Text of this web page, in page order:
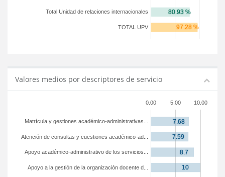
TOTAL UPV
Total Unidad de relaciones internacionales
Valores medios por descriptores de servicio
0.00 5.00 10.00
Apoyo a la gestión de la organización docente d...
Apoyo académico-administrativo de los servicios...
Atención de consultas y cuestiones académico-ad...
Matrícula y gestiones académico-administrativas...